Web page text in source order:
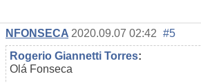
NFONSECA 2020.09.07 02:42 #5
Rogerio Giannetti Torres:
Olá Fonseca